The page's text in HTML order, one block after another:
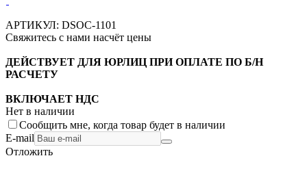
АРТИКУЛ: DSOC-1101
Свяжитесь с нами насчёт цены
ДЕЙСТВУЕТ ДЛЯ ЮРЛИЦ ПРИ ОПЛАТЕ ПО Б/Н
РАСЧЕТУ
ВКЛЮЧАЕТ НДС
Нет в наличии
Сообщить мне, когда товар будет в наличии
E-mail
Отложить